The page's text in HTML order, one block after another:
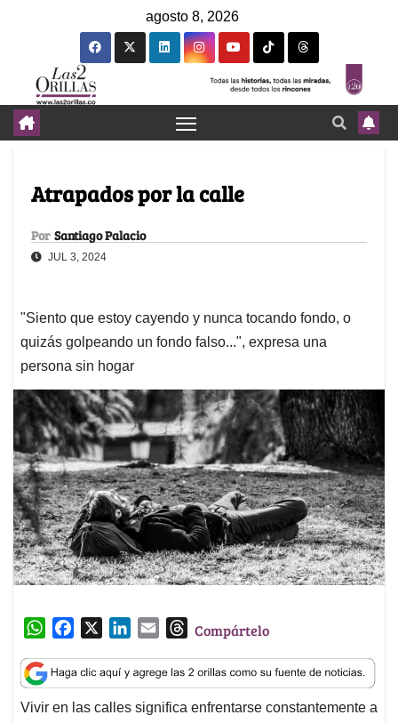
agosto 8, 2026
Atrapados por la calle
Por Santiago Palacio
JUL 3, 2024
"Siento que estoy cayendo y nunca tocando fondo, o
quizás golpeando un fondo falso...", expresa una
persona sin hogar
W
a
t
s
c
e
b
n
k
e
a
i
l
T
r
e
a
Compártelo
Vivir en las calles significa enfrentarse constantemente a